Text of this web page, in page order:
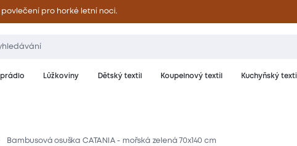
pro horké letní noci.
prádlo Lůžkoviny Dětský textil Koupelnový textil Kuchyňský textil
Popis produktu Materiál a péče Hodnocení
Bambusová osuška CATANIA - mořská zelená 70x140 cm